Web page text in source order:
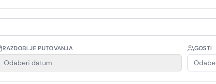
RAZDOBLJE PUTOVANJA
Odaberi datum
GOSTI